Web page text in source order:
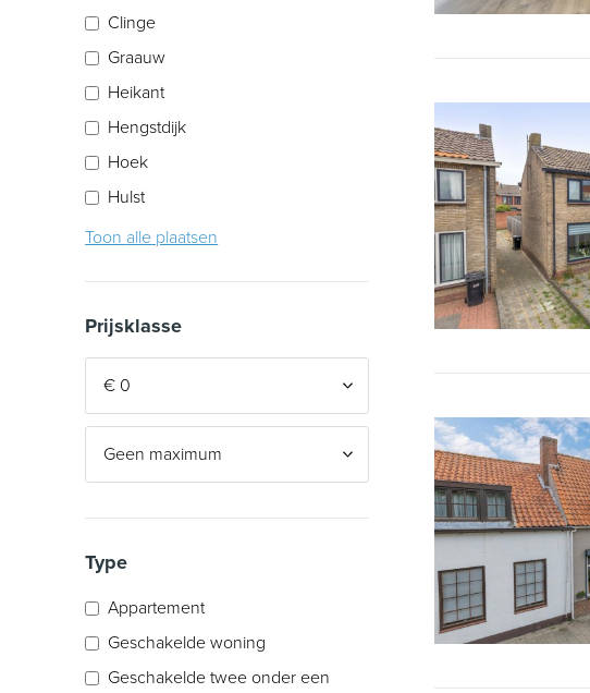
Clinge
Graauw
Heikant
Hengstdijk
Hoek
Hulst
Ijzendijke
Kuitaart
Sluiskil
Terneuzen
Vogelwaarde
Walsoorden
Toon alle plaatsen
Prijsklasse
Type
Appartement
Geschakelde woning
Geschakelde twee onder een